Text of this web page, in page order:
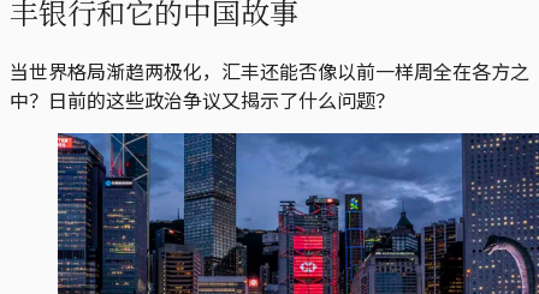
丰银行和它的中国故事
当世界格局渐趋两极化，汇丰还能否像以前一样周全在各方之
中？日前的这些政治争议又揭示了什么问题？